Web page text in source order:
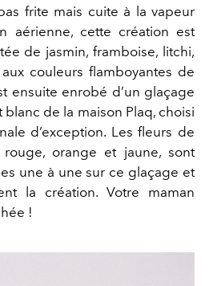
frite mais cuite à la vapeur
aérienne, cette création est
de jasmin, framboise, litchi,
couleurs flamboyantes de
ensuite enrobé d’un glaçage
de la maison Plaq, choisi
d’exception. Les fleurs de
orange et jaune, sont
une à une sur ce glaçage et
la création. Votre maman
!